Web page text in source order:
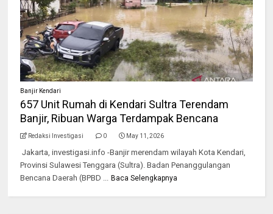
Banjir Kendari
657 Unit Rumah di Kendari Sultra Terendam
Banjir, Ribuan Warga Terdampak Bencana
Redaksi Investigasi 0 May 11, 2026
Jakarta, investigasi.info -Banjir merendam wilayah Kota Kendari,
Provinsi Sulawesi Tenggara (Sultra). Badan Penanggulangan
Bencana Daerah (BPBD ...
Baca Selengkapnya